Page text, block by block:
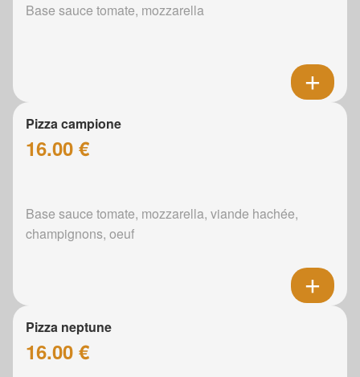
Base sauce tomate, mozzarella
Pizza campione
16.00 €
Base sauce tomate, mozzarella, viande hachée,
champignons, oeuf
Pizza neptune
16.00 €